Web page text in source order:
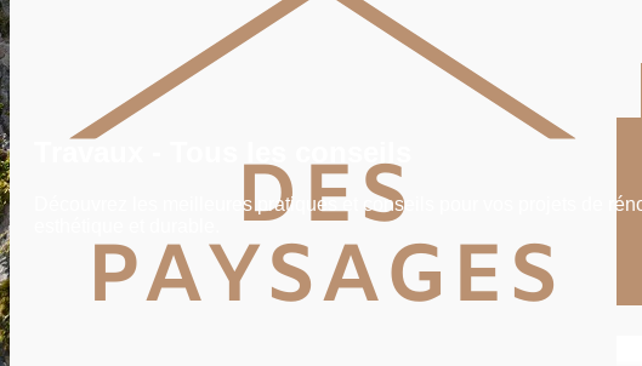
VIE PRATIQUE
ENERGIE
TRAVAUX
DEVIS
Rechercher
Rechercher :
Découvrez les meilleures pratiques et conseils pour vos projets de